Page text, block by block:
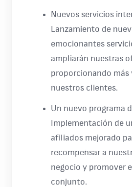
Nuevos servicios
Lanzamiento de
emocionantes
ampliarán nuestras
proporcionando más
nuestros clientes.
Un nuevo programa
Implementación de
afiliados mejorado
recompensar a
negocio y promover
conjunto.